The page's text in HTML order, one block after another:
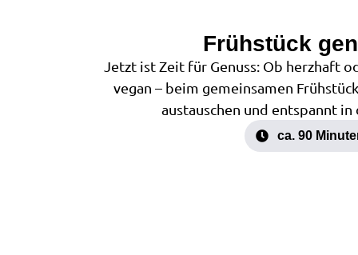
Frühstück
Jetzt ist Zeit für Genuss: Ob herzhaft
vegan – beim gemeinsamen
austauschen und entspannt in
ca. 90